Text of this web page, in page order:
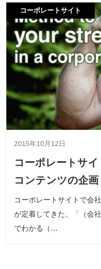
コーポレートサイト
2015年10月12日
コーポレートサ
コンテンツの企画
コーポレートサイトで会
が定着してきた。「（会
でわかる（…